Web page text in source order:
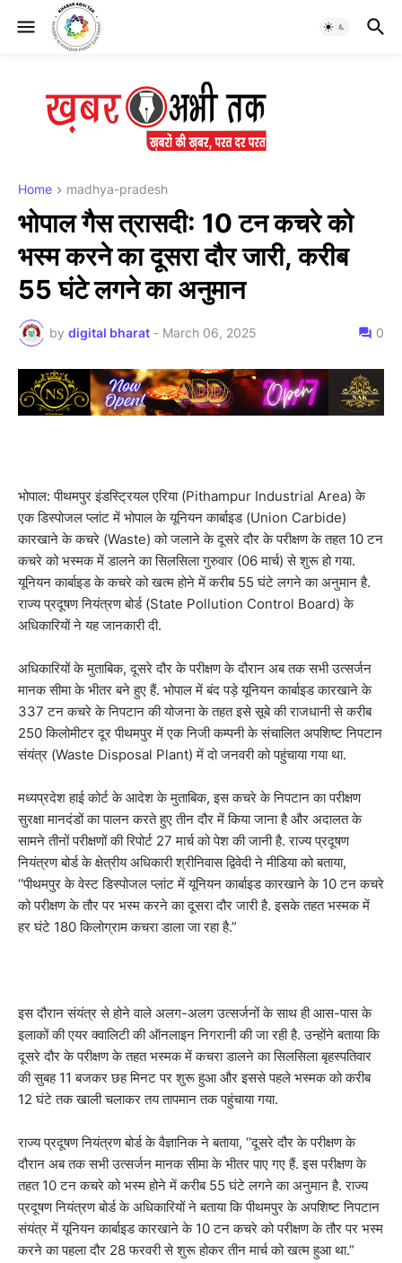
Home madhya-pradesh
भोपाल गैस त्रासदी: 10 टन कचरे को
भस्म करने का दूसरा दौर जारी, करीब
55 घंटे लगने का अनुमान
by digital bharat - March 06, 2025 0
भोपाल: पीथमपुर इंडस्ट्रियल एरिया (Pithampur Industrial Area) के
एक डिस्पोजल प्लांट में भोपाल के यूनियन कार्बाइड (Union Carbide)
कारखाने के कचरे (Waste) को जलाने के दूसरे दौर के परीक्षण के तहत 10 टन
कचरे को भस्मक में डालने का सिलसिला गुरुवार (06 मार्च) से शुरू हो गया.
यूनियन कार्बाइड के कचरे को खत्म होने में करीब 55 घंटे लगने का अनुमान है.
राज्य प्रदूषण नियंत्रण बोर्ड (State Pollution Control Board) के
अधिकारियों ने यह जानकारी दी.
अधिकारियों के मुताबिक, दूसरे दौर के परीक्षण के दौरान अब तक सभी उत्सर्जन
मानक सीमा के भीतर बने हुए हैं. भोपाल में बंद पड़े यूनियन कार्बाइड कारखाने के
337 टन कचरे के निपटान की योजना के तहत इसे सूबे की राजधानी से करीब
250 किलोमीटर दूर पीथमपुर में एक निजी कम्पनी के संचालित अपशिष्ट निपटान
संयंत्र (Waste Disposal Plant) में दो जनवरी को पहुंचाया गया था.
मध्यप्रदेश हाई कोर्ट के आदेश के मुताबिक, इस कचरे के निपटान का परीक्षण
सुरक्षा मानदंडों का पालन करते हुए तीन दौर में किया जाना है और अदालत के
सामने तीनों परीक्षणों की रिपोर्ट 27 मार्च को पेश की जानी है. राज्य प्रदूषण
नियंत्रण बोर्ड के क्षेत्रीय अधिकारी श्रीनिवास द्विवेदी ने मीडिया को बताया,
‘‘पीथमपुर के वेस्ट डिस्पोजल प्लांट में यूनियन कार्बाइड कारखाने के 10 टन कचरे
को परीक्षण के तौर पर भस्म करने का दूसरा दौर जारी है. इसके तहत भस्मक में
हर घंटे 180 किलोग्राम कचरा डाला जा रहा है.”
इस दौरान संयंत्र से होने वाले अलग-अलग उत्सर्जनों के साथ ही आस-पास के
इलाकों की एयर क्वालिटी की ऑनलाइन निगरानी की जा रही है. उन्होंने बताया कि
दूसरे दौर के परीक्षण के तहत भस्मक में कचरा डालने का सिलसिला बृहस्पतिवार
की सुबह 11 बजकर छह मिनट पर शुरू हुआ और इससे पहले भस्मक को करीब
12 घंटे तक खाली चलाकर तय तापमान तक पहुंचाया गया.
राज्य प्रदूषण नियंत्रण बोर्ड के वैज्ञानिक ने बताया, ‘‘दूसरे दौर के परीक्षण के
दौरान अब तक सभी उत्सर्जन मानक सीमा के भीतर पाए गए हैं. इस परीक्षण के
तहत 10 टन कचरे को भस्म होने में करीब 55 घंटे लगने का अनुमान है. राज्य
प्रदूषण नियंत्रण बोर्ड के अधिकारियों ने बताया कि पीथमपुर के अपशिष्ट निपटान
संयंत्र में यूनियन कार्बाइड कारखाने के 10 टन कचरे को परीक्षण के तौर पर भस्म
करने का पहला दौर 28 फरवरी से शुरू होकर तीन मार्च को खत्म हुआ था.”